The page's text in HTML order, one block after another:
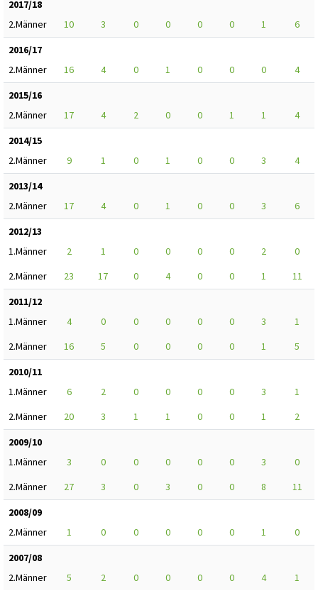
2017/18
2.Männer
10 3 0 0 0 0 1
6
2016/17
2.Männer
16 4 0 1 0 0 0
4
2015/16
2.Männer
17 4 2 0 0 1 1
4
2014/15
2.Männer
9 1 0 1 0 0 3
4
2013/14
2.Männer
17 4 0 1 0 0 3
6
2012/13
1.Männer
2 1 0 0 0 0 2
0
2.Männer
23 17 0 4 0 0 1
11
2011/12
1.Männer
4 0 0 0 0 0 3
1
2.Männer
16 5 0 0 0 0 1
5
2010/11
1.Männer
6 2 0 0 0 0 3
1
2.Männer
20 3 1 1 0 0 1
2
2009/10
1.Männer
3 0 0 0 0 0 3
0
2.Männer
27 3 0 3 0 0 8
11
2008/09
2.Männer
1 0 0 0 0 0 1
0
2007/08
2.Männer
5 2 0 0 0 0 4 1